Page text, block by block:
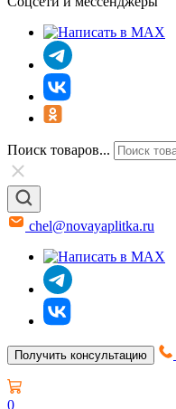
Поиск товаров...
chel@novayaplitka.ru
Получить консультацию
0